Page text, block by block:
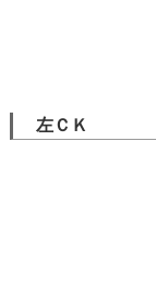
左ＣＫ